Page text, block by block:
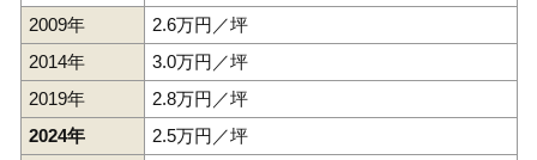
2009年
2.6万円／坪
2014年
3.0万円／坪
2019年
2.8万円／坪
2024年
2.5万円／坪